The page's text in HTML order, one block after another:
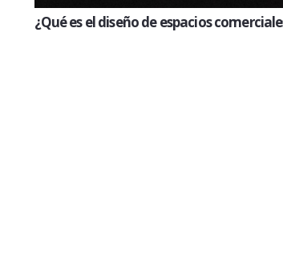
¿Qué es el diseño de espacios